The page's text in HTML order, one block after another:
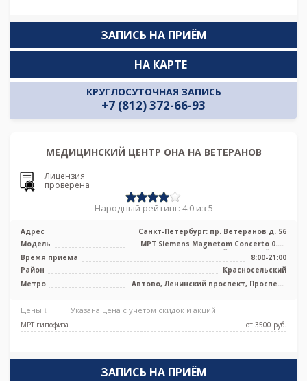
ЗАПИСЬ НА ПРИЁМ
КРУГЛОСУТОЧНАЯ ЗАПИСЬ
+7 (812) 372-66-93
НА КАРТЕ
МЕДИЦИНСКИЙ ЦЕНТР ОНА НА ВЕТЕРАНОВ
Лицензия
проверена
Народный рейтинг: 4.0 из 5
Адрес
Санкт-Петербург: пр. Ветеранов д. 56
Модель
МРТ Siemens Magnetom Concerto 0.2T
низкопольный открытый тип
Время приема
8:00-21:00
Район
Красносельский
Метро
Автово, Ленинский проспект, Проспект
Цены ↓ Указана цена с учетом скидок и акций
МРТ гипофиза от 3500 pуб.
ЗАПИСЬ НА ПРИЁМ